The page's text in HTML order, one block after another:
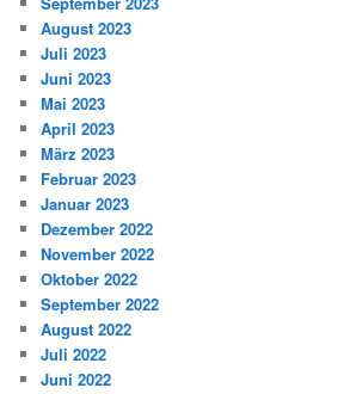
August 2023
Juli 2023
Juni 2023
Mai 2023
April 2023
März 2023
Februar 2023
Januar 2023
Dezember 2022
November 2022
Oktober 2022
September 2022
August 2022
Juli 2022
Juni 2022